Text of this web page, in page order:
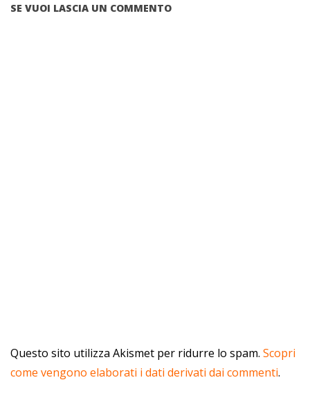
SE VUOI LASCIA UN COMMENTO
Questo sito utilizza Akismet per ridurre lo spam. Scopri
come vengono elaborati i dati derivati dai commenti.